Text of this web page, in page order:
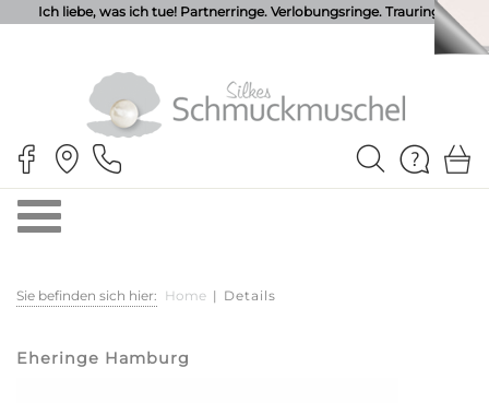
Ich liebe, was ich tue! Partnerringe. Verlobungsringe. Trauringe.
Sie befinden sich hier: Home | Details
Eheringe Hamburg